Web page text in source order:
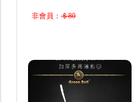
非會員：＄80